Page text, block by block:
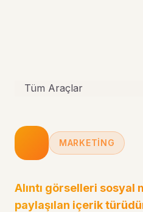
Tüm Araçlar
MARKETING
Alıntı görselleri sosyal
paylaşılan içerik